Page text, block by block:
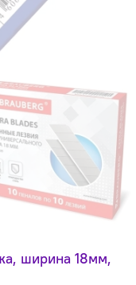
ширина 18мм,